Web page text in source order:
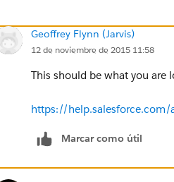
Geoffrey Flynn (Jarvis)
12 de noviembre de 2015 11:58
This should be what you are
https://
Marcar como útil